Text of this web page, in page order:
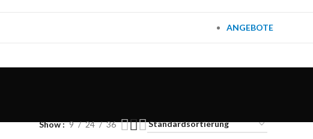
ANGEBOTE
Show 9 24 36